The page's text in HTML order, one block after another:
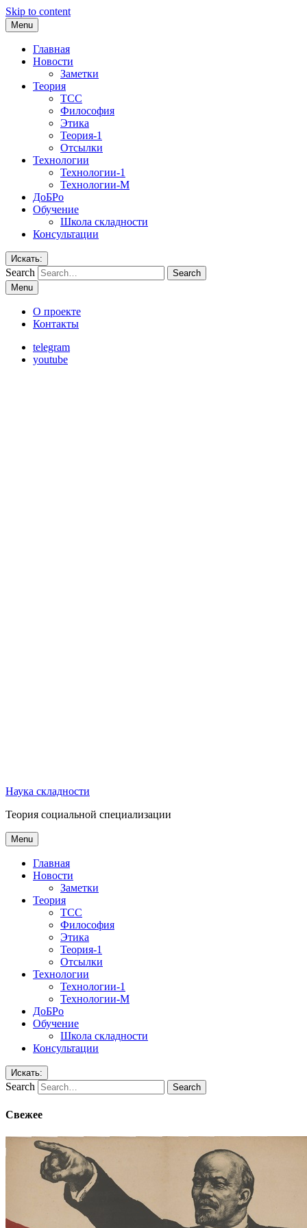
Skip to content
Menu
Главная
Новости
Заметки
Теория
ТСС
Философия
Этика
Теория-1
Отсылки
Технологии
Технологии-1
Технологии-М
ДоБРо
Обучение
Школа складности
Консультации
Искать:
Search
Menu
О проекте
Контакты
telegram
youtube
Наука складности
Теория социальной специализации
Menu
Главная
Новости
Заметки
Теория
ТСС
Философия
Этика
Теория-1
Отсылки
Технологии
Технологии-1
Технологии-М
ДоБРо
Обучение
Школа складности
Консультации
Искать:
Search
Свежее